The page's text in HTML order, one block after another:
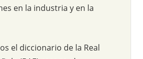
en la industria y en la
el diccionario de la Real